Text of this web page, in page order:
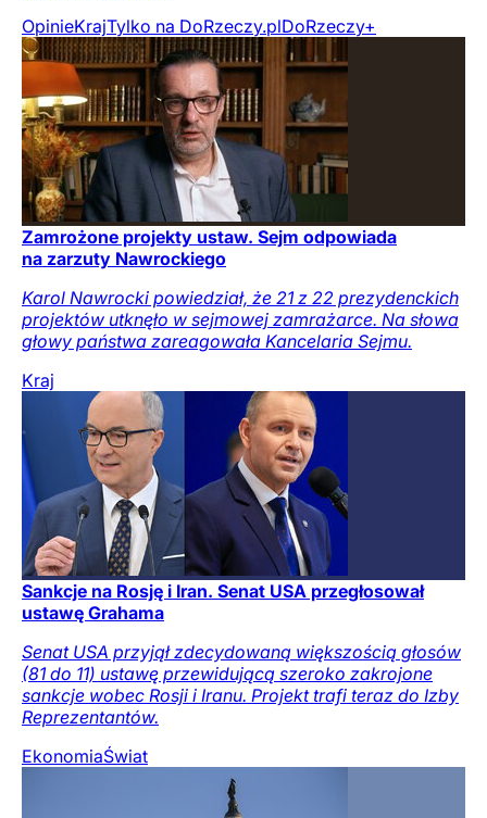
OpinieKrajTylko na DoRzeczy.plDoRzeczy+
Zamrożone projekty ustaw. Sejm odpowiada
na zarzuty Nawrockiego
Karol Nawrocki powiedział, że 21 z 22 prezydenckich
projektów utknęło w sejmowej zamrażarce. Na słowa
głowy państwa zareagowała Kancelaria Sejmu.
Kraj
Sankcje na Rosję i Iran. Senat USA przegłosował
ustawę Grahama
Senat USA przyjął zdecydowaną większością głosów
(81 do 11) ustawę przewidującą szeroko zakrojone
sankcje wobec Rosji i Iranu. Projekt trafi teraz do Izby
Reprezentantów.
EkonomiaŚwiat